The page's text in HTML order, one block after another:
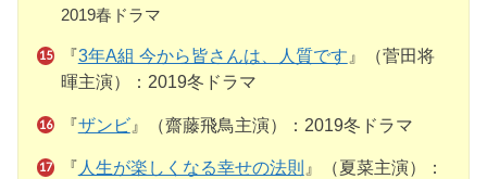
2019春ドラマ
『3年A組 今から皆さんは、人質です 』（菅田将
暉主演）：2019冬ドラマ
『ザンビ』（齋藤飛鳥主演）：2019冬ドラマ
『 人生が楽しくなる幸せの法則 』（夏菜主演）：